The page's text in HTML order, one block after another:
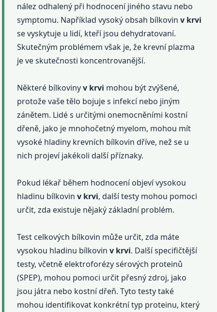
nález odhalený při hodnocení jiného stavu nebo
symptomu. Například vysoký obsah bílkovinv krvi
se vyskytuje u lidí, kteří jsou dehydratovaní.
Skutečným problémem však je, že krevní plazma
je ve skutečnosti koncentrovanější.
Některé bílkovinyv krvi mohou být zvýšené,
protože vaše tělo bojuje s infekcí nebo jiným
zánětem. Lidé s určitými onemocněními kostní
dřeně, jako je mnohočetný myelom, mohou mít
vysoké hladiny krevních bílkovin dříve, než se u
nich projeví jakékoli další příznaky.
Pokud lékař během hodnocení objeví vysokou
hladinu bílkovinv krvi, další testy mohou pomoci
určit, zda existuje nějaký základní problém.
Test celkových bílkovin může určit, zda máte
vysokou hladinu bílkovinv krvi. Další specifičtější
testy, včetně elektroforézy sérových proteinů
(SPEP), mohou pomoci určit přesný zdroj, jako
jsou játra nebo kostní dřeň. Tyto testy také
mohou identifikovat konkrétní typ proteinu, který